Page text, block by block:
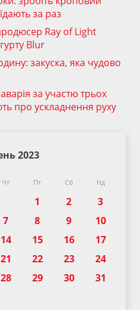
за раз
Ray of Light
Blur
закуска, яка чудово
за участю трьох
про ускладнення руху
2023
Чт Пт Сб Нд
1 2
3
7 8 9
10
14 15 16
17
21 22 23
24
28 29 30 31